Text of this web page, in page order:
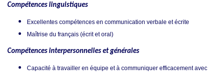
Compétences linguistiques
Excellentes compétences en communication verbale et écrite
Maîtrise du français (écrit et oral)
Compétences interpersonnelles et générales
Capacité à travailler en équipe et à communiquer efficacement avec